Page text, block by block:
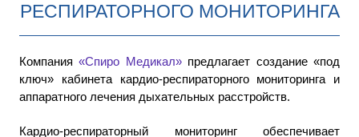
РЕСПИРАТОРНОГО МОНИТОРИНГА
Компания«Спиро Медикал»предлагает создание «под
ключ» кабинета кардио-респираторного мониторинга и
аппаратного лечения дыхательных расстройств.
Кардио-респираторный мониторинг обеспечивает